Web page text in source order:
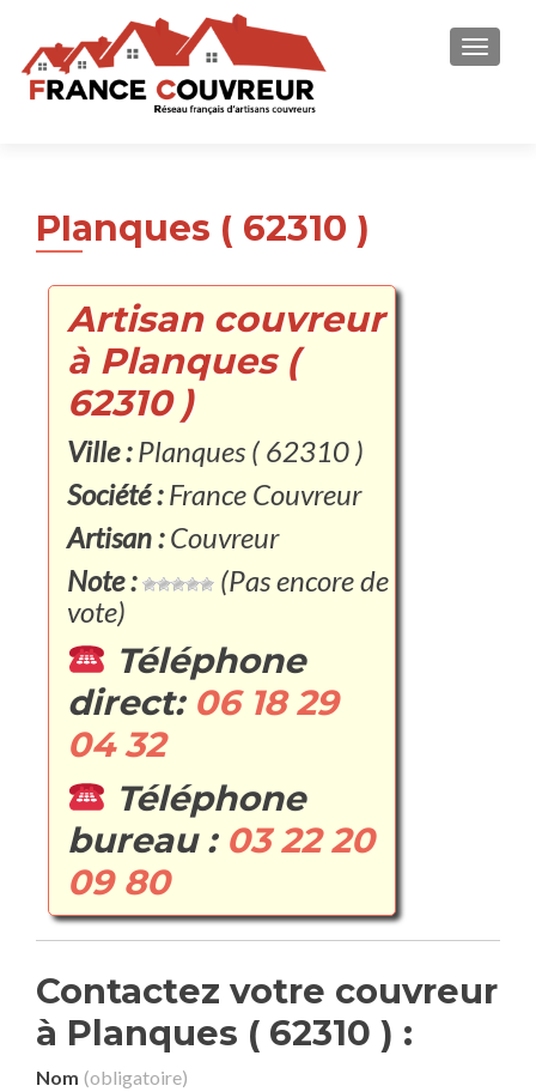
Planques ( 62310 )
Artisan couvreur
à Planques (
62310 )
Ville :Planques ( 62310 )
Société :France Couvreur
Artisan :Couvreur
Note :
(Pas encore de
vote)
Téléphone
direct: 06 18 29
04 32
Téléphone
bureau : 03 22 20
09 80
Contactez votre couvreur
à Planques ( 62310 ) :
Nom (obligatoire)